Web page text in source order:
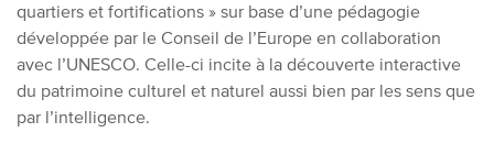
quartiers et fortifications » sur base d’une pédagogie
développée par le Conseil de l’Europe en collaboration
avec l’UNESCO. Celle-ci incite à la découverte interactive
du patrimoine culturel et naturel aussi bien par les sens que
par l’intelligence.